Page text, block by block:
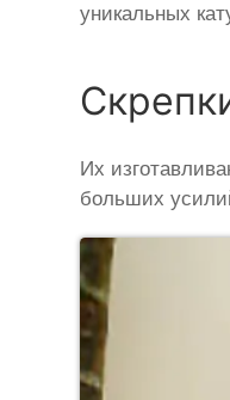
уникальных
Их
больших